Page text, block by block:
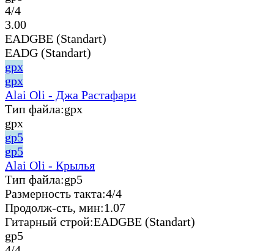
4/4
3.00
EADGBE (Standart)
EADG (Standart)
gpx
gpx
Alai Oli - Джа Растафари
Тип файла:gpx
gpx
gp5
gp5
Alai Oli - Крылья
Тип файла:gp5
Размерность такта:4/4
Продолж-сть, мин:1.07
Гитарный строй:EADGBE (Standart)
gp5